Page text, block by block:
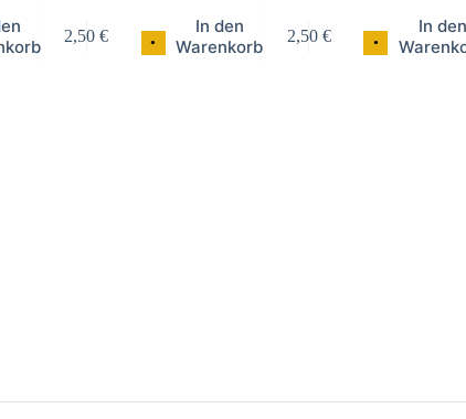
•
2,50€
In den
Warenkorb
•
2,50 €
In den